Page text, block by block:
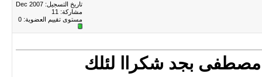
تاريخ التسجيل: Dec 2007
مشاركة: 11
مستوى تقييم العضوية: 0
مصطفى بجد شكراا لئلك